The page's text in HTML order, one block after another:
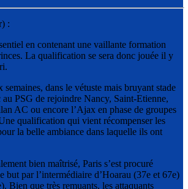
:
en contenant une vaillante formation
La qualification se sera donc jouée il y
dans le vétuste mais bruyant stade
PSG de rejoindre Nancy, Saint-Etienne,
AC ou encore l’Ajax en phase de groupes
qualification qui vient récompenser les
la belle ambiance dans laquelle ils ont
bien maîtrisé, Paris s’est procuré
but par l’intermédiaire d’Hoarau (37e et 67e)
Bien que très remuants, les attaquants